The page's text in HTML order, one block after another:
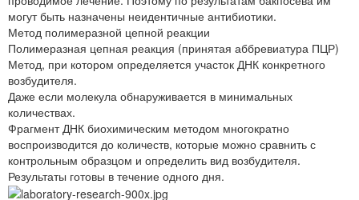
могут быть назначены неидентичные антибиотики.
Метод полимеразной цепной реакции
Полимеразная цепная реакция (принятая аббревиатура ПЦР)
Метод, при котором определяется участок ДНК конкретного
возбудителя.
Даже если молекула обнаруживается в минимальных
количествах.
Фрагмент ДНК биохимическим методом многократно
воспроизводится до количеств, которые можно сравнить с
контрольным образцом и определить вид возбудителя.
Результаты готовы в течение одного дня.